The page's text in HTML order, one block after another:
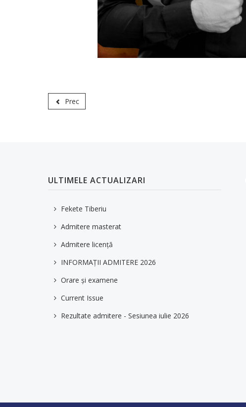
Prec
ULTIMELE ACTUALIZARI
Fekete Tiberiu
Admitere masterat
Admitere licență
INFORMAȚII ADMITERE 2026
Orare și examene
Current Issue
Rezultate admitere - Sesiunea iulie 2026